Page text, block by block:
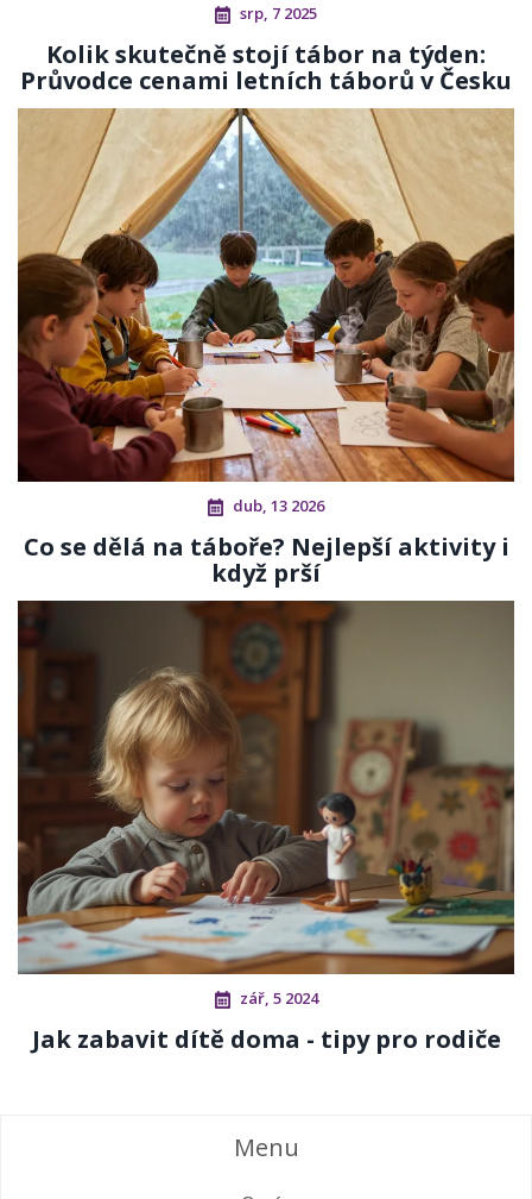
srp, 7 2025
Kolik skutečně stojí tábor na týden:
Průvodce cenami letních táborů v Česku
dub, 13 2026
Co se dělá na táboře? Nejlepší aktivity i
když prší
zář, 5 2024
Jak zabavit dítě doma - tipy pro rodiče
Menu